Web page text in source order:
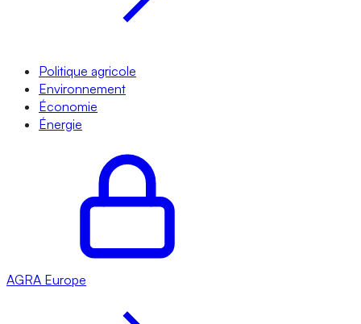
Politique agricole
Environnement
Économie
Énergie
AGRA Europe